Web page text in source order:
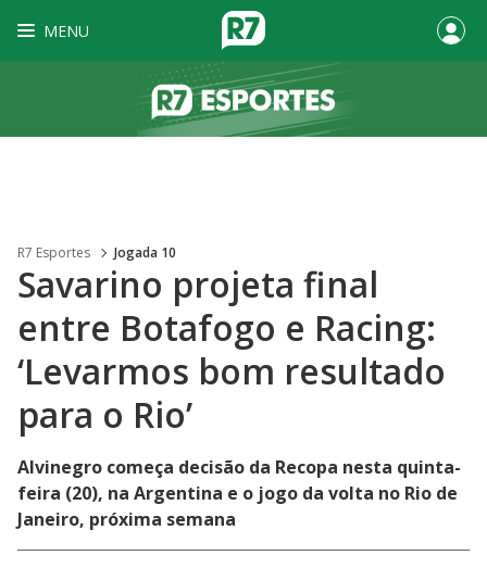
MENU
R7 Esportes Jogada 10
Savarino projeta final
entre Botafogo e Racing:
‘Levarmos bom resultado
para o Rio’
Alvinegro começa decisão da Recopa nesta quinta-
feira (20), na Argentina e o jogo da volta no Rio de
Janeiro, próxima semana